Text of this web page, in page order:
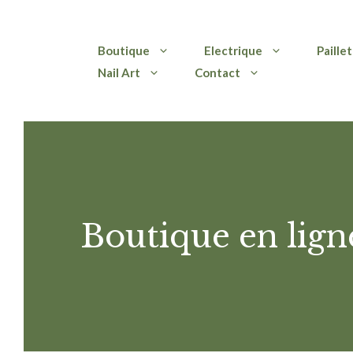
Boutique Electrique
Nail Art
Contact
Boutique en